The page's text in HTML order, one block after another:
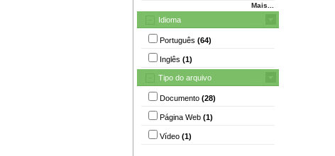
Mais...
Idioma
Português (64)
Inglês (1)
Tipo do arquivo
Documento (28)
Página Web (1)
Vídeo (1)